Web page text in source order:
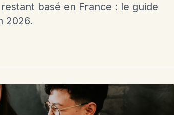
basé en France : le guide
2026.